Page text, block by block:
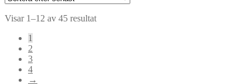
Visar 1–12 av 45 resultatSortera
1
2
3
4
→